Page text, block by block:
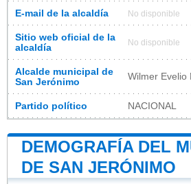
E-mail de la alcaldía No disponible
Sitio web oficial de la
alcaldía
No disponible
Alcalde municipal de
San Jerónimo
Wilmer Evelio
Partido político NACIONAL
DEMOGRAFÍA DEL
DE SAN JERÓNIMO